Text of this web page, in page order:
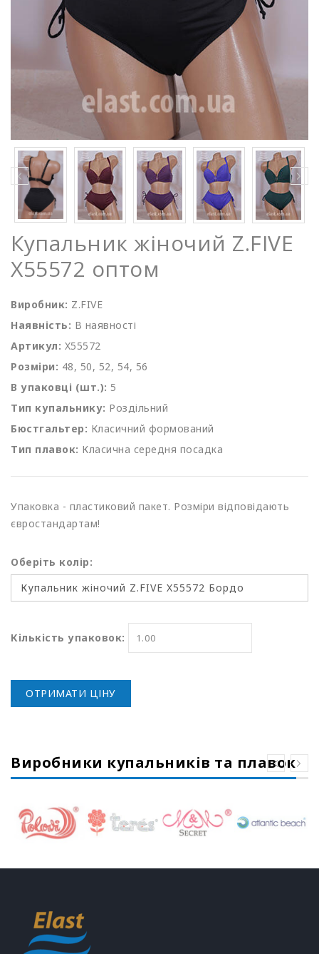
Купальник жіночий Z.FIVE
X55572 оптом
Виробник: Z.FIVE
Наявність: В наявності
Артикул: X55572
Розміри: 48, 50, 52, 54, 56
В упаковці (шт.): 5
Тип купальнику: Роздільний
Бюстгальтер: Класичний формований
Тип плавок: Класична середня посадка
Упаковка - пластиковий пакет. Розміри відповідають
євростандартам!
Оберіть колір:
Кількість упаковок:
ОТРИМАТИ ЦІНУ
Виробники купальників та плавок